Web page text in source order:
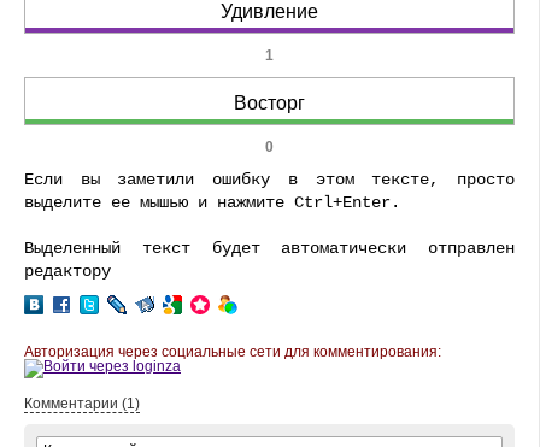
Удивление
1
Восторг
0
Если вы заметили ошибку в этом тексте, просто
выделите ее мышью и нажмите Ctrl+Enter.
Выделенный текст будет автоматически отправлен
редактору
Авторизация через социальные сети для комментирования:
Комментарии (1)